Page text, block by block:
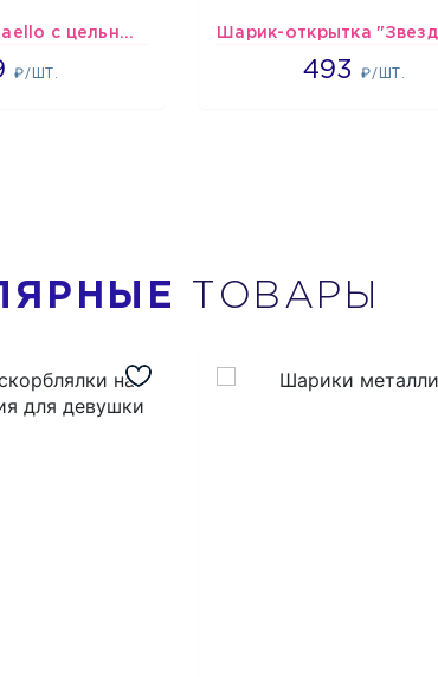
Конфеты Raffaello с цельным миндальным орехом в кокосовой обсыпке 150 г
₽/ШТ.
679
493₽/ШТ.
493
ТОВАРЫ